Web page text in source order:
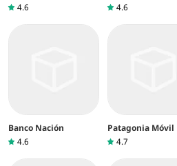
4.6
4.6
Banco Nación
4.6
Patagonia Móvil
4.7